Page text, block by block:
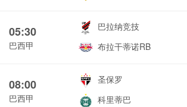
05:30
巴西甲
巴拉纳竞技
布拉干蒂诺RB
08:00
巴西甲
圣保罗
科里蒂巴